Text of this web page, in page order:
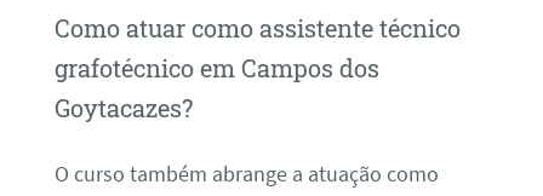
Como atuar como assistente técnico
grafotécnico em Campos dos
Goytacazes?
O curso também abrange a atuação como